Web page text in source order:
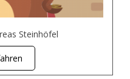
Steinhöfel